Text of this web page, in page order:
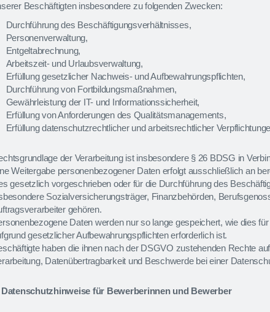
Beschäftigten insbesondere zu folgenden Zwecken:
Durchführung des Beschäftigungsverhältnisses,
Personenverwaltung,
Entgeltabrechnung,
Arbeitszeit- und Urlaubsverwaltung,
Erfüllung gesetzlicher Nachweis- und Aufbewahrungspflichten,
Durchführung von Fortbildungsmaßnahmen,
Gewährleistung der IT- und Informationssicherheit,
Erfüllung von Anforderungen des Qualitätsmanagements,
Erfüllung datenschutzrechtlicher und arbeitsrechtlicher
der Verarbeitung ist insbesondere § 26 BDSG in
Weitergabe personenbezogener Daten erfolgt ausschließlich an
gesetzlich vorgeschrieben oder für die Durchführung des
Sozialversicherungsträger, Finanzbehörden,
gehören.
Daten werden nur so lange gespeichert, wie dies
gesetzlicher Aufbewahrungspflichten erforderlich ist.
haben die ihnen nach der DSGVO zustehenden Rechte
Datenübertragbarkeit und Beschwerde bei einer
Datenschutzhinweise für Bewerberinnen und Bewerber